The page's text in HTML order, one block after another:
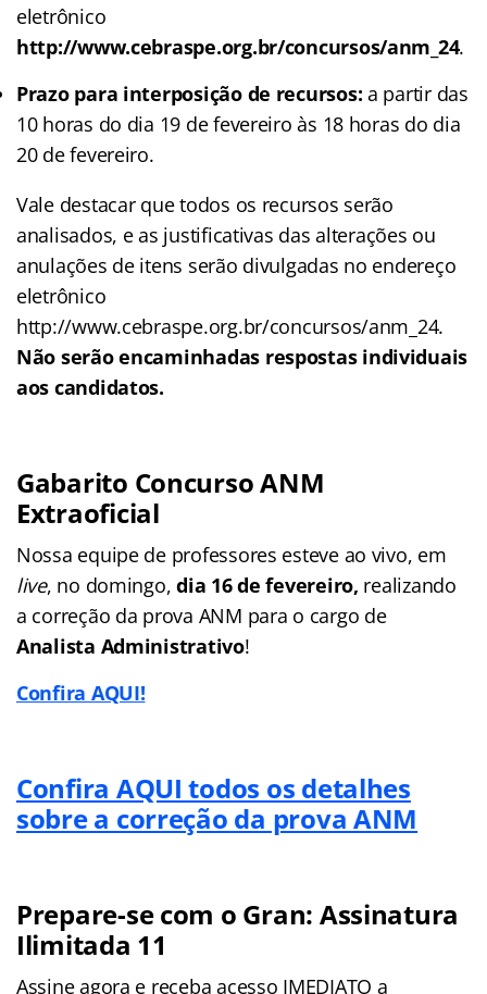
eletrônico
http://www.cebraspe.org.br/concursos/anm_24.
Prazo para interposição de recursos:a partir das
10 horas do dia 19 de fevereiro às 18 horas do dia
20 de fevereiro.
Vale destacar que todos os recursos serão
analisados, e as justificativas das alterações ou
anulações de itens serão divulgadas no endereço
eletrônico
http://www.cebraspe.org.br/concursos/anm_24.
Não serão encaminhadas respostas individuais
aos candidatos.
Gabarito Concurso ANM
Extraoficial
Nossa equipe de professores esteve ao vivo, em
live, no domingo,dia 16 de fevereiro, realizando
a correção da prova ANM para o cargo de
Analista Administrativo!
Confira AQUI!
Confira AQUI todos os detalhes
sobre a correção da prova ANM
Prepare-se com o Gran: Assinatura
Ilimitada 11
Assine agora e receba acesso IMEDIATO a